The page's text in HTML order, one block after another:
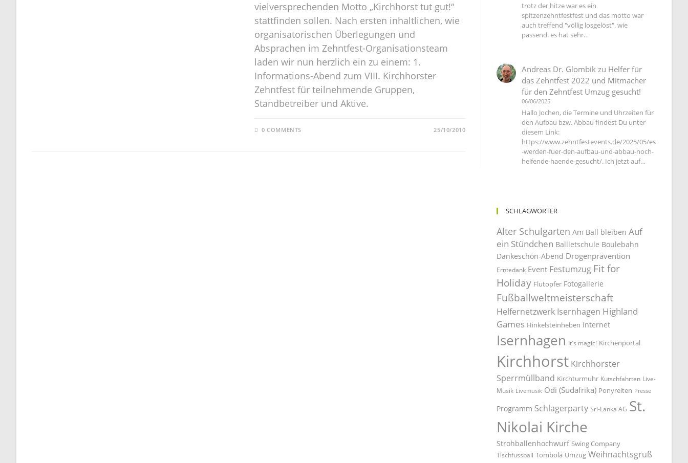
vielversprechenden Motto „Kirchhorst tut gut!“
stattfinden sollen. Nach ersten inhaltlichen, wie
organisatorischen Überlegungen und
Absprachen im Zehntfest-Organisationsteam
laden wir nun herzlich ein zu einem: 1.
Informations-Abend zum VIII. Kirchhorster
Zehntfest für teilnehmende Gruppen,
Standbetreiber und Aktive.
0 COMMENTS 25/10/2010
trotz der hitze war es ein
spitzenzehntfestfest und das motto war
auch treffend "völlig losgelöst". wie
passend. es hat sehr…
Andreas Dr. Glombik zu Helfer für
das Zehntfest 2022 und Mitmacher
für den Zehntfest Umzug gesucht!
06/06/2025
Hallo Jochen, die Termine und Uhrzeiten für
den Aufbau bzw. Abbau findest Du unter
diesem Link:
https://www.zehntfestevents.de/2025/05/es
-werden-fuer-den-aufbau-und-abbau-noch-
helfende-haende-gesucht/. Ich jetzt auf…
SCHLAGWÖRTER
Alter Schulgarten Am Ball bleiben Auf
ein Stündchen Ballletschule Boulebahn
Dankeschön-Abend Drogenprävention
Erntedank Event Festumzug Fit for
Holiday Flutopfer Fotogallerie
Fußballweltmeisterschaft
Helfernetzwerk Isernhagen Highland
Games Hinkelsteinheben Internet
Isernhagen It's magic! Kirchenportal
Kirchhorst Kirchhorster
Sperrmüllband Kirchturmuhr Kutschfahrten Live-
Musik Livemusik Odi (Südafrika) Ponyreiten Presse
Programm Schlagerparty Sri-Lanka AG St.
Nikolai Kirche
Strohballenhochwurf Swing Company
Tischfussball Tombola Umzug Weihnachtsgruß